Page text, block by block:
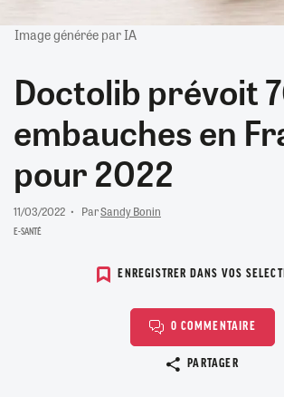
Image générée par IA
Doctolib prévoit
embauches en
pour 2022
11/03/2022 ParSandy Bonin
E-SANTÉ
ENREGISTRER DANS VOS
0 COMMENTAIRE
PARTAGER